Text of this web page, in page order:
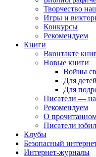
Творчество
Игры и
Конкурсы
Рекомендуем
Книги
Вконтакте
Новые книги
Войны
Для
Для
Писатели —
Рекомендуем
О
Писатели
Клубы
Безопасный
Интернет-журналы